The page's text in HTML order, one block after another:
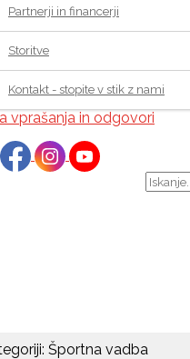
Partnerji in financerji
Storitve
Kontakt - stopite v stik z nami
vprašanja in odgovori
Športna vadba